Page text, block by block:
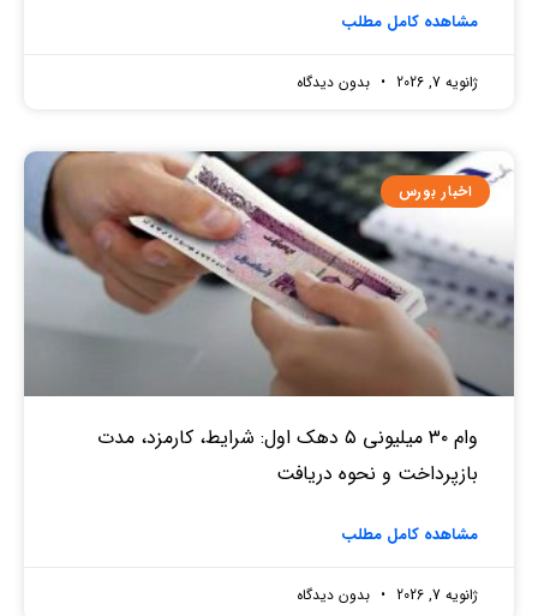
مشاهده کامل مطلب
ژانویه 7, 2026 بدون دیدگاه
اخبار بورس
وام ۳۰ میلیونی ۵ دهک اول: شرایط، کارمزد، مدت
بازپرداخت و نحوه دریافت
مشاهده کامل مطلب
ژانویه 7, 2026 بدون دیدگاه